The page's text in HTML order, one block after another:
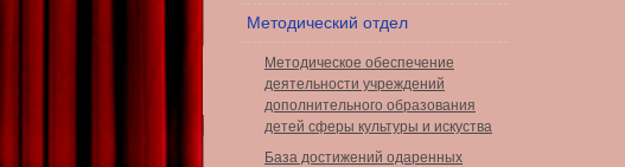
Методический отдел
Методическое обеспечение
деятельности учреждений
дополнительного образования
детей сферы культуры и искуства
База достижений одаренных